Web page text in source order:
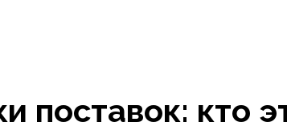
поставок: кто